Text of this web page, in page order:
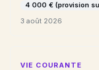
4 000 € (provision
3 août 2026
VIE COURANTE